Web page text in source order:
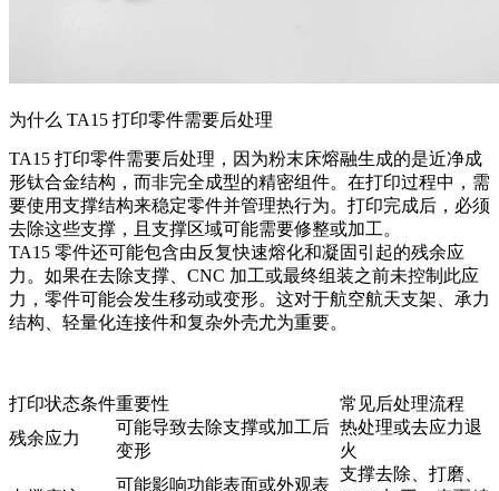
为什么 TA15 打印零件需要后处理
TA15 打印零件需要后处理，因为粉末床熔融生成的是近净成
形钛合金结构，而非完全成型的精密组件。在打印过程中，需
要使用支撑结构来稳定零件并管理热行为。打印完成后，必须
去除这些支撑，且支撑区域可能需要修整或加工。
TA15 零件还可能包含由反复快速熔化和凝固引起的残余应
力。如果在去除支撑、CNC 加工或最终组装之前未控制此应
力，零件可能会发生移动或变形。这对于航空航天支架、承力
结构、轻量化连接件和复杂外壳尤为重要。
打印状态条件重要性
常见后处理流程
残余应力
可能导致去除支撑或加工后
变形
热处理或去应力退
火
可能影响功能表面或外观表
支撑去除、打磨、